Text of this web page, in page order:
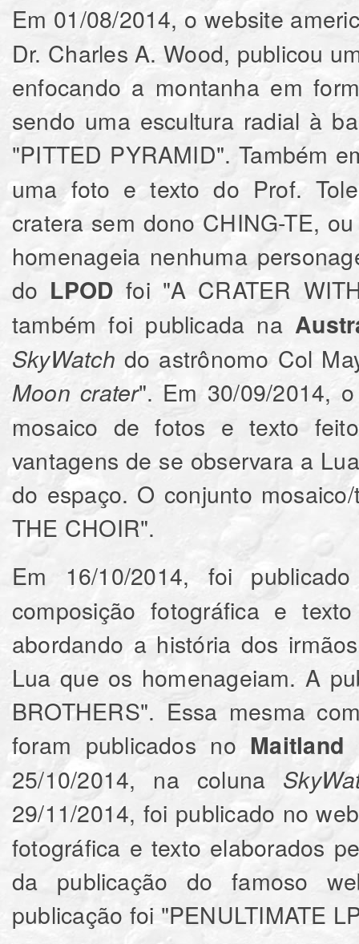
Em 01/08/2014, o website
Dr. Charles A. Wood, publicou
enfocando a montanha em
sendo uma escultura radial à
"PITTED PYRAMID". Também
uma foto e texto do Prof.
cratera sem dono CHING-TE,
homenageia nenhuma
do LPOD foi "A CRATER
também foi publicada na
SkyWatch do astrônomo Col
Moon crater". Em 30/09/2014,
mosaico de fotos e texto
vantagens de se observara a
do espaço. O conjunto
THE CHOIR".
Em 16/10/2014, foi
composição fotográfica e
abordando a história dos
Lua que os homenageiam. A
BROTHERS". Essa mesma
foram publicados no Maitland
25/10/2014, na coluna
29/11/2014, foi publicado no
fotográfica e texto elaborados
da publicação do famoso
publicação foi "PENULTIMATE